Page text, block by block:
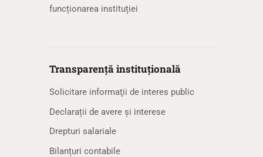
funcționarea instituției
Transparență instituțională
Solicitare informaţii de interes public
Declarații de avere și interese
Drepturi salariale
Bilanțuri contabile